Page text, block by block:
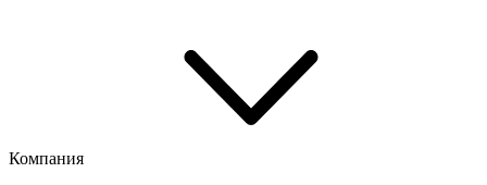
Компания